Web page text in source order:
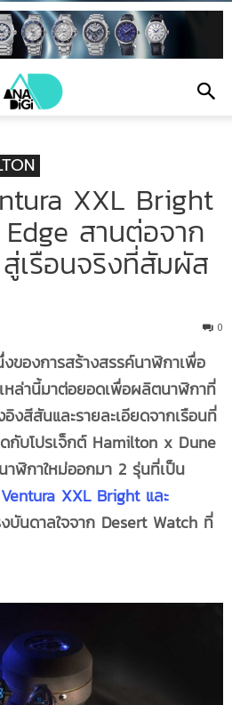
XXL Bright
สานต่อจาก
เรือนจริงที่สัมผัส
0
ของการสร้างสรรค์นาฬิกาเพื่อ
หล่านี้มาต่อยอดเพื่อผลิตนาฬิกาที่
งสีสันและรายละเอียดจากเรือนที่
กับโปรเจ็กต์ Hamilton x Dune
าฬิกาใหม่ออกมา 2 รุ่นที่เป็น
Ventura XXL Bright และ
บันดาลใจจาก Desert Watch ที่